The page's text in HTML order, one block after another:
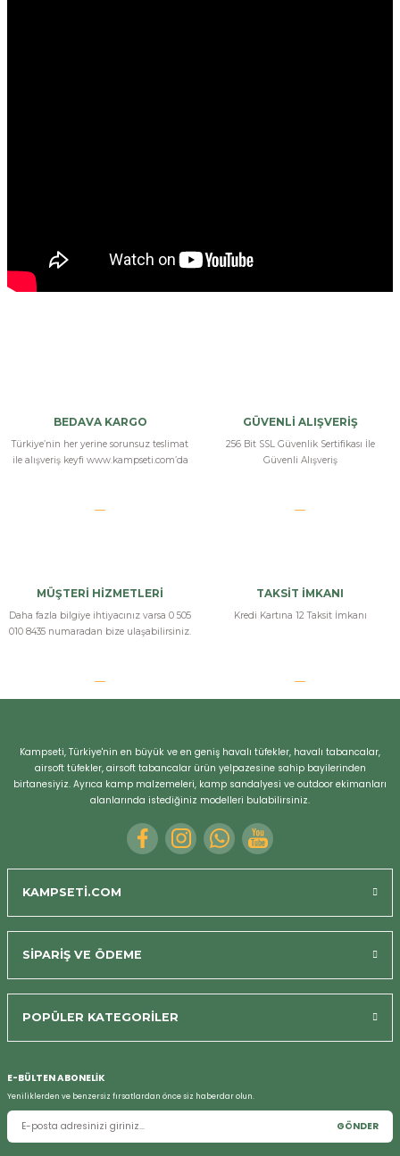
Kargo poşeti çok iyi yapılmıştı ve hızlı teslimat yapıldı. Teşekkürler
kampseti
Hatsan Havalı Tabanca
r... y... | 29/03/2020
BEDAVA KARGO
Türkiye’nin her yerine sorunsuz teslimat
ile alışveriş keyfi www.kampseti.com’da
GÜVENLİ ALIŞVERİŞ
256 Bit SSL Güvenlik Sertifikası İle
Güvenli Alışveriş
MÜŞTERİ HİZMETLERİ
Daha fazla bilgiye ihtiyacınız varsa 0 505
010 8435 numaradan bize ulaşabilirsiniz.
TAKSİT İMKANI
Kredi Kartına 12 Taksit İmkanı
Kampseti, Türkiye'nin en büyük ve en geniş havalı tüfekler, havalı tabancalar,
airsoft tüfekler, airsoft tabancalar ürün yelpazesine sahip bayilerinden
birtanesiyiz. Ayrıca kamp malzemeleri, kamp sandalyesi ve outdoor ekimanları
alanlarında istediğiniz modelleri bulabilirsiniz.
KAMPSETİ.COM
SİPARİŞ VE ÖDEME
POPÜLER KATEGORİLER
E-BÜLTEN ABONELİK
Yeniliklerden ve benzersiz fırsatlardan önce siz haberdar olun.
GÖNDER
Bizi Arayın